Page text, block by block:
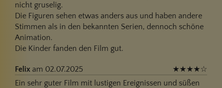
nicht gruselig.
Die Figuren sehen etwas anders aus und haben andere
Stimmen als in den bekannten Serien, dennoch schöne
Animation.
Die Kinder fanden den Film gut.
Felix am 02.07.2025 ★★★★☆
Ein sehr guter Film mit lustigen Ereignissen und süßen